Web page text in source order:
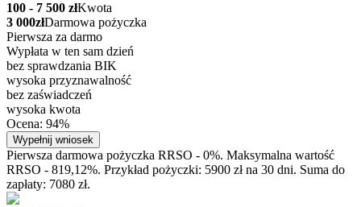
100 - 7 500 złKwota
3 000złDarmowa pożyczka
Pierwsza za darmo
Wypłata w ten sam dzień
bez sprawdzania BIK
wysoka przyznawalność
bez zaświadczeń
wysoka kwota
Ocena: 94%
Wypełnij wniosek
Pierwsza darmowa pożyczka RRSO - 0%. Maksymalna wartość
RRSO - 819,12%. Przykład pożyczki: 5900 zł na 30 dni. Suma do
zapłaty: 7080 zł.